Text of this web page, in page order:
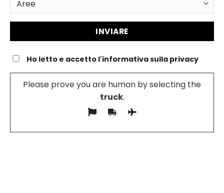
Ho letto e accetto l'informativa sulla privacy
Please prove you are human by selecting the
truck.